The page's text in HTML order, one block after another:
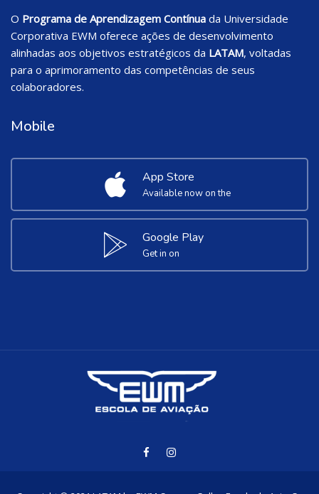
O Programa de Aprendizagem Contínua da Universidade
Corporativa EWM oferece ações de desenvolvimento
alinhadas aos objetivos estratégicos da LATAM, voltadas
para o aprimoramento das competências de seus
colaboradores.
Mobile
App Store
Available now on the
Google Play
Get in on